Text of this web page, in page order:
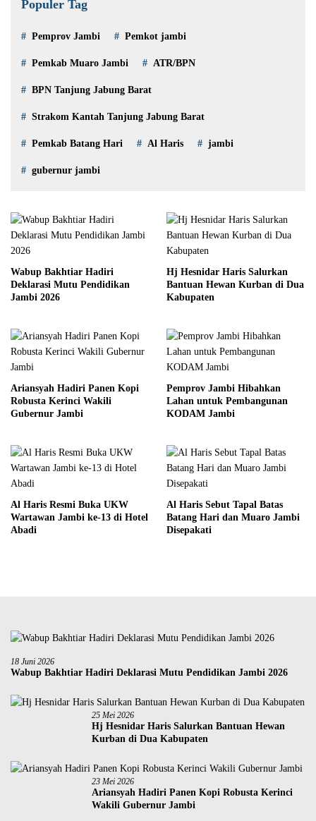
Populer Tag
Pemprov Jambi Pemkot jambi
Pemkab Muaro Jambi ATR/BPN
BPN Tanjung Jabung Barat
Strakom Kantah Tanjung Jabung Barat
Pemkab Batang Hari Al Haris jambi
gubernur jambi
Wabup Bakhtiar Hadiri
Deklarasi Mutu Pendidikan
Jambi 2026
Hj Hesnidar Haris Salurkan
Bantuan Hewan Kurban di Dua
Kabupaten
Ariansyah Hadiri Panen Kopi
Robusta Kerinci Wakili
Gubernur Jambi
Pemprov Jambi Hibahkan
Lahan untuk Pembangunan
KODAM Jambi
Al Haris Resmi Buka UKW
Wartawan Jambi ke-13 di Hotel
Abadi
Al Haris Sebut Tapal Batas
Batang Hari dan Muaro Jambi
Disepakati
18 Juni 2026
Wabup Bakhtiar Hadiri Deklarasi Mutu Pendidikan Jambi 2026
25 Mei 2026
Hj Hesnidar Haris Salurkan Bantuan Hewan
Kurban di Dua Kabupaten
23 Mei 2026
Ariansyah Hadiri Panen Kopi Robusta Kerinci
Wakili Gubernur Jambi